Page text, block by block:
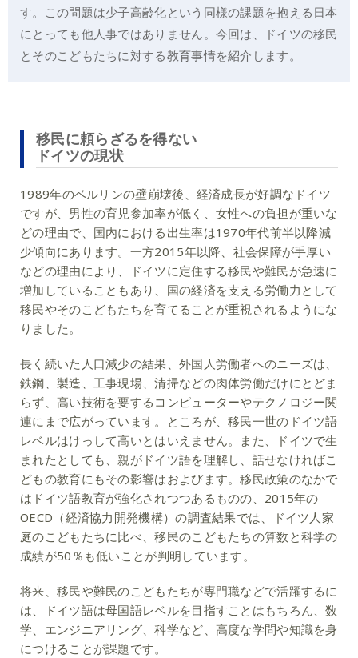
す。この問題は少子高齢化という同様の課題を抱える日本
にとっても他人事ではありません。今回は、ドイツの移民
とそのこどもたちに対する教育事情を紹介します。
移民に頼らざるを得ない
ドイツの現状
1989年のベルリンの壁崩壊後、経済成長が好調なドイツ
ですが、男性の育児参加率が低く、女性への負担が重いな
どの理由で、国内における出生率は1970年代前半以降減
少傾向にあります。一方2015年以降、社会保障が手厚い
などの理由により、ドイツに定住する移民や難民が急速に
増加していることもあり、国の経済を支える労働力として
移民やそのこどもたちを育てることが重視されるようにな
りました。
長く続いた人口減少の結果、外国人労働者へのニーズは、
鉄鋼、製造、工事現場、清掃などの肉体労働だけにとどま
らず、高い技術を要するコンピューターやテクノロジー関
連にまで広がっています。ところが、移民一世のドイツ語
レベルはけっして高いとはいえません。また、ドイツで生
まれたとしても、親がドイツ語を理解し、話せなければこ
どもの教育にもその影響はおよびます。移民政策のなかで
はドイツ語教育が強化されつつあるものの、2015年の
OECD（経済協力開発機構）の調査結果では、ドイツ人家
庭のこどもたちに比べ、移民のこどもたちの算数と科学の
成績が50％も低いことが判明しています。
将来、移民や難民のこどもたちが専門職などで活躍するに
は、ドイツ語は母国語レベルを目指すことはもちろん、数
学、エンジニアリング、科学など、高度な学問や知識を身
につけることが課題です。